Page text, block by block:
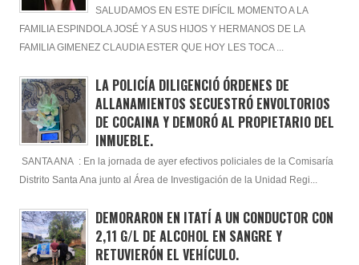
SALUDAMOS EN ESTE DIFÍCIL MOMENTO A LA
FAMILIA ESPINDOLA JOSÉ Y A SUS HIJOS Y HERMANOS DE LA
FAMILIA GIMENEZ CLAUDIA ESTER QUE HOY LES TOCA ...
LA POLICÍA DILIGENCIÓ ÓRDENES DE
ALLANAMIENTOS SECUESTRÓ ENVOLTORIOS
DE COCAINA Y DEMORÓ AL PROPIETARIO DEL
INMUEBLE.
SANTA ANA : En la jornada de ayer efectivos policiales de la Comisaría
Distrito Santa Ana junto al Área de Investigación de la Unidad Regi...
DEMORARON EN ITATÍ A UN CONDUCTOR CON
2,11 G/L DE ALCOHOL EN SANGRE Y
RETUVIERÓN EL VEHÍCULO.